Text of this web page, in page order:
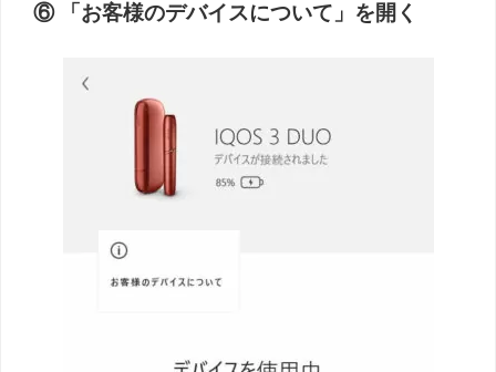
⑥ 「お客様のデバイスについて」を開く